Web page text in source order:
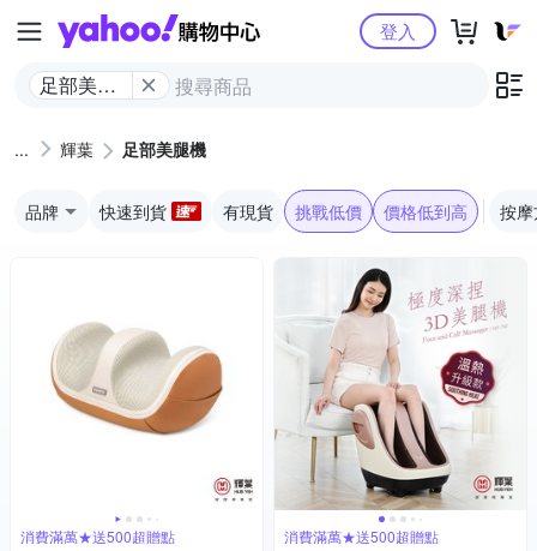
Yahoo購物中心
足部美腿
登入
輝葉 足部美腿機
品牌 快速到貨 有現貨 挑戰低價 價格低到高 按
消費滿萬★送500超贈點 消費滿萬★送500超贈點